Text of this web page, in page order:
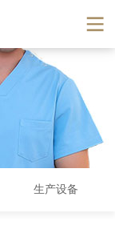
生产设备